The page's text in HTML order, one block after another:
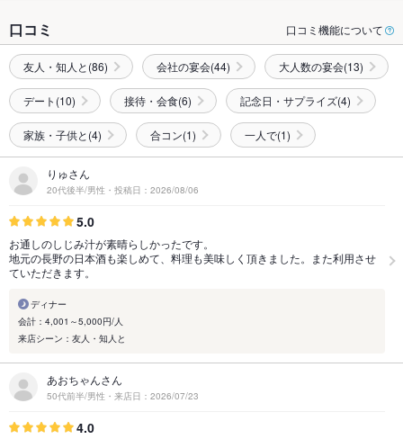
口コミ 口コミ機能について
友人・知人と(86) 会社の宴会(44) 大人数の宴会(13)
デート(10) 接待・会食(6) 記念日・サプライズ(4)
家族・子供と(4) 合コン(1) 一人で(1)
りゅさん
20代後半/男性・投稿日：2026/08/06
5.0
お通しのしじみ汁が素晴らしかったです。
地元の長野の日本酒も楽しめて、料理も美味しく頂きました。また利用させ
ていただきます。
ディナー
会計：4,001～5,000円/人
来店シーン：友人・知人と
あおちゃんさん
50代前半/男性・来店日：2026/07/23
4.0